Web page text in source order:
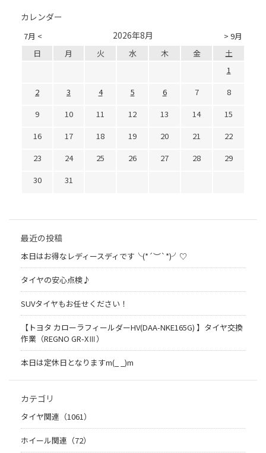
カレンダー
7月 < > 9月
2026年8月
日 月 火 水 木 金
土
1
2
3 4 5 6 7
8
9
10 11 12 13 14
15
16
17 18 19 20 21
22
23
24 25 26 27 28
29
30
31
最近の投稿
本日はお得なレディースディです╰(*´︶`*)╯♡
タイヤの安心点検♪
SUVタイヤもお任せください！
【トヨタ カローラフィールダーHV(DAA-NKE165G) 】タイヤ交換
作業（REGNO GR-XⅢ）
本日は定休日となりますm(_ _)m
カテゴリ
タイヤ関連（1061）
ホイール関連（72）